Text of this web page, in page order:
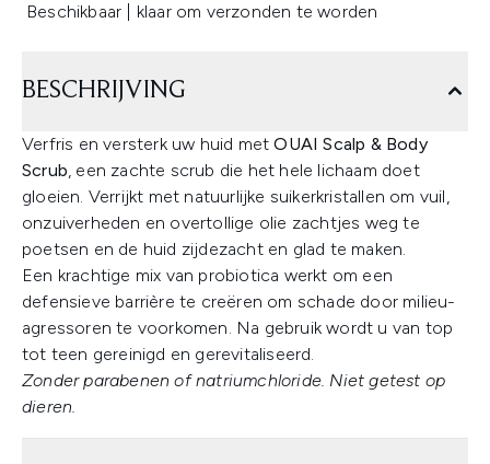
Beschikbaar | klaar om verzonden te worden
BESCHRIJVING
Verfris en versterk uw huid metOUAI Scalp & Body
Scrub, een zachte scrub die het hele lichaam doet
gloeien. Verrijkt met natuurlijke suikerkristallen om vuil,
onzuiverheden en overtollige olie zachtjes weg te
poetsen en de huid zijdezacht en glad te maken.
Een krachtige mix van probiotica werkt om een
defensieve barrière te creëren om schade door milieu-
agressoren te voorkomen. Na gebruik wordt u van top
tot teen gereinigd en gerevitaliseerd.
Zonder parabenen of natriumchloride. Niet getest op
dieren.